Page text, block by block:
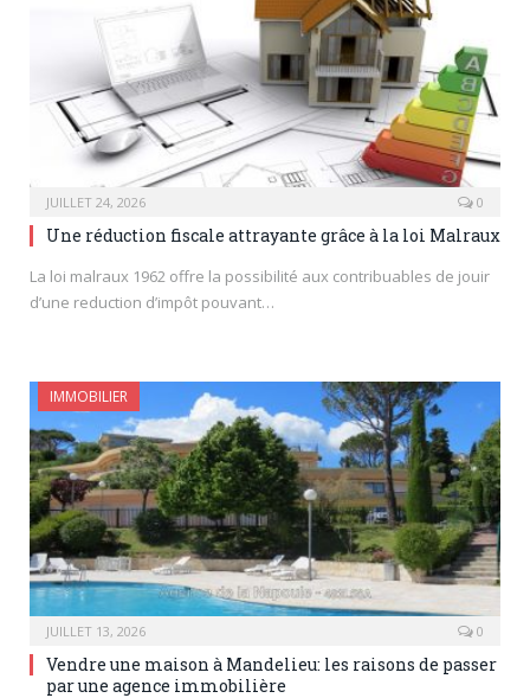
JUILLET 24, 2026 0
Une réduction fiscale attrayante grâce à la loi Malraux
La loi malraux 1962 offre la possibilité aux contribuables de jouir
d’une reduction d’impôt pouvant…
IMMOBILIER
JUILLET 13, 2026 0
Vendre une maison à Mandelieu: les raisons de passer
par une agence immobilière